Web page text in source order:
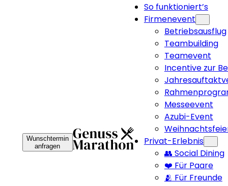
So funktioniert’s
Firmenevent
Betriebsausflug
Teambuilding
Teamevent
Incentive zur
Messeevent
Azubi-Event
Privat-Erlebnis
👥 Social Dining
❤️ Für Paare
🫂 Für Freunde
Wunschtermin
anfragen